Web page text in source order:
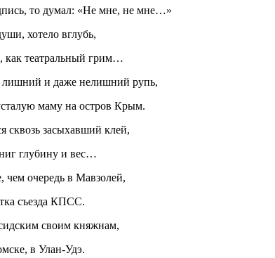
то думал: «Не мне, не мне…»
хотело вглубь,
как театральный грим…
и даже нелишний рупь,
маму на остров Крым.
сквозь засыхавший клей,
глубину и вес…
чем очередь в Мавзолей,
съезда КПСС.
своим княжнам,
в Улан-Удэ.